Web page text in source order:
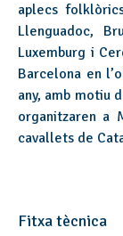
aplecs
Llenguadoc,
Luxemburg i
Barcelona en
any, amb motiu
organitzaren a
cavallets de
Fitxa tècnica